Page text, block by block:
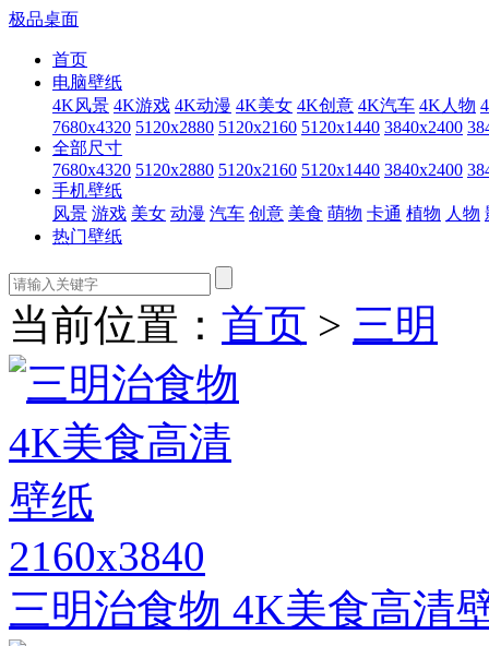
极品桌面
首页
电脑壁纸
4K风景 4K游戏 4K动漫 4K美女 4K创意 4K汽车 4K人物
7680x4320 5120x2880 5120x2160 5120x1440 3840x2400
全部尺寸
7680x4320 5120x2880 5120x2160 5120x1440 3840x2400
手机壁纸
风景 游戏 美女 动漫 汽车 创意 美食 萌物 卡通 植物 人物
热门壁纸
当前位置： 首页 > 三明
2160x3840
三明治食物 4K美食高清